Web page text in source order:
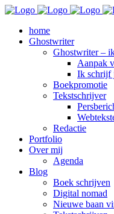
home
Ghostwriter
Ghostwriter –
Aanpak
Ik schrijf
Boekpromotie
Tekstschrijver
Redactie
Portfolio
Over mij
Agenda
Blog
Boek schrijven
Digital nomad
Nieuwe baan